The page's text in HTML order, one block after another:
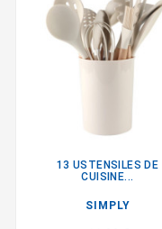
13 USTENSILES DE
CUISINE...
SIMPLY